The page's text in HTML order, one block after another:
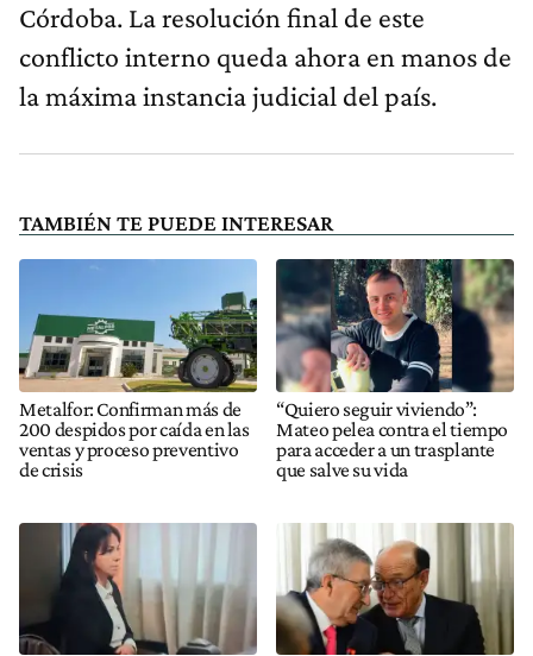
Córdoba. La resolución final de este
conflicto interno queda ahora en manos de
la máxima instancia judicial del país.
TAMBIÉN TE PUEDE INTERESAR
Metalfor: Confirman más de
200 despidos por caída en las
ventas y proceso preventivo
de crisis
“Quiero seguir viviendo”:
Mateo pelea contra el tiempo
para acceder a un trasplante
que salve su vida